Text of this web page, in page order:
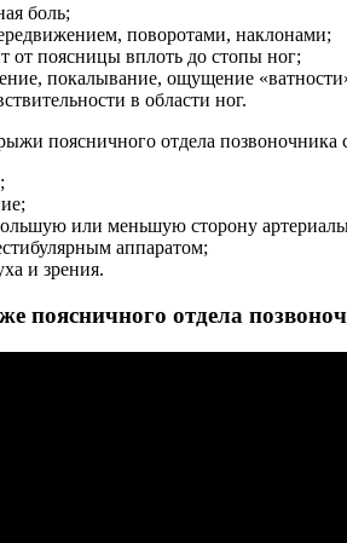
боль;
поворотами, наклонами;
от поясницы вплоть до стопы ног;
покалывание, ощущение
в области ног.
поясничного отдела позвоночника
или меньшую сторону
аппаратом;
и зрения.
поясничного отдела